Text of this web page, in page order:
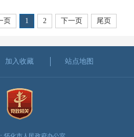
页 1 2 下一页 尾页
加入收藏 站点地图